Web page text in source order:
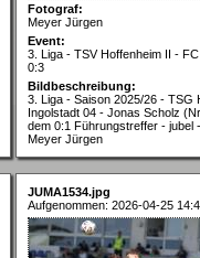
Fotograf:
Meyer Jürgen
Event:
3. Liga - TSV Hoffenheim II -
0:3
Bildbeschreibung:
3. Liga - Saison 2025/26 - TSG
Ingolstadt 04 - Jonas Scholz
dem 0:1 Führungstreffer - jubel
Meyer Jürgen
JUMA1534.jpg
Aufgenommen: 2026-04-25